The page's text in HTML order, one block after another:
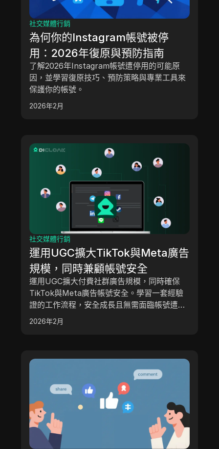
社交媒體行銷
為何你的Instagram帳號被停
用：2026年復原與預防指南
了解2026年Instagram帳號遭停用的可能原
因，並學習復原技巧、預防策略與專業工具來
保護你的帳號。
2026年2月
社交媒體行銷
運用UGC擴大TikTok與Meta廣告
規模，同時兼顧帳號安全
運用UGC擴大付費社群廣告規模，同時確保
TikTok與Meta廣告帳號安全。學習一套經驗
證的工作流程，安全成長且無需面臨帳號遭停
用或駭客攻擊的風險。
2026年2月